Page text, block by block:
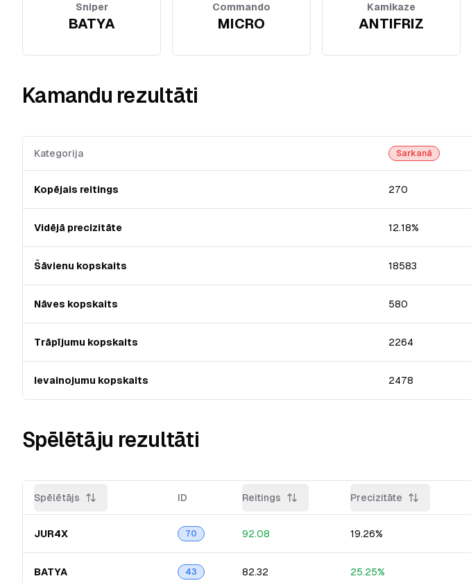
Sniper
BATYA
Commando
MICRO
Kamikaze
ANTIFRIZ
Kamandu rezultāti
Kategorija Sarkanā
Kopējais reitings 270
Vidējā precizitāte 12.18%
Šāvienu kopskaits 18583
Nāves kopskaits 580
Trāpījumu kopskaits 2264
Ievainojumu kopskaits 2478
Spēlētāju rezultāti
Spēlētājs ID Reitings Precizitāte
JUR4X 70 92.08 19.26%
BATYA 43 82.32 25.25%